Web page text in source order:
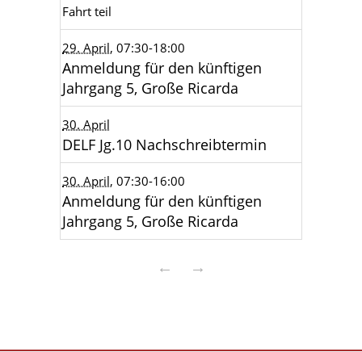
Fahrt teil
29. April, 07:30-18:00
Anmeldung für den künftigen
Jahrgang 5, Große Ricarda
30. April
DELF Jg.10 Nachschreibtermin
30. April, 07:30-16:00
Anmeldung für den künftigen
Jahrgang 5, Große Ricarda
← →